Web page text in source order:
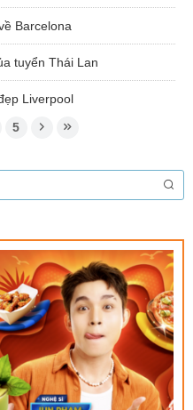
Barcelona
tuyển Thái Lan
Liverpool
5